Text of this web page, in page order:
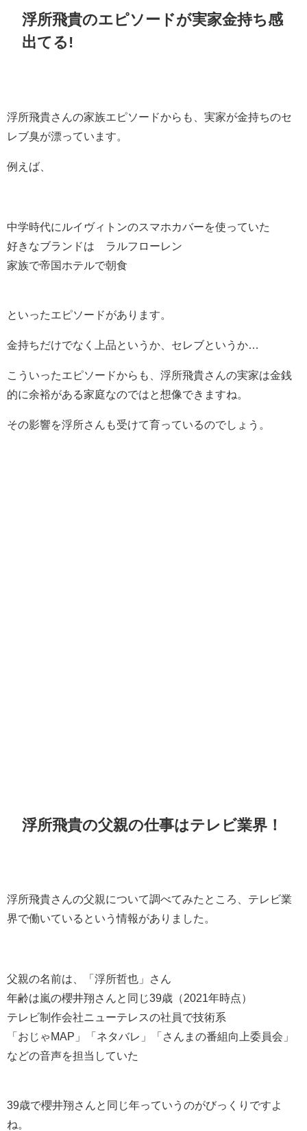
浮所飛貴のエピソードが実家金持ち感
出てる!
浮所飛貴さんの家族エピソードからも、実家が金持ちのセ
レブ臭が漂っています。
例えば、
中学時代にルイヴィトンのスマホカバーを使っていた
好きなブランドは ラルフローレン
家族で帝国ホテルで朝食
といったエピソードがあります。
金持ちだけでなく上品というか、セレブというか…
こういったエピソードからも、浮所飛貴さんの実家は金銭
的に余裕がある家庭なのではと想像できますね。
その影響を浮所さんも受けて育っているのでしょう。
浮所飛貴の父親の仕事はテレビ業界！
浮所飛貴さんの父親について調べてみたところ、テレビ業
界で働いているという情報がありました。
父親の名前は、「浮所哲也」さん
年齢は嵐の櫻井翔さんと同じ39歳（2021年時点）
テレビ制作会社ニューテレスの社員で技術系
「おじゃMAP」「ネタバレ」「さんまの番組向上委員会」
などの音声を担当していた
39歳で櫻井翔さんと同じ年っていうのがびっくりですよ
ね。